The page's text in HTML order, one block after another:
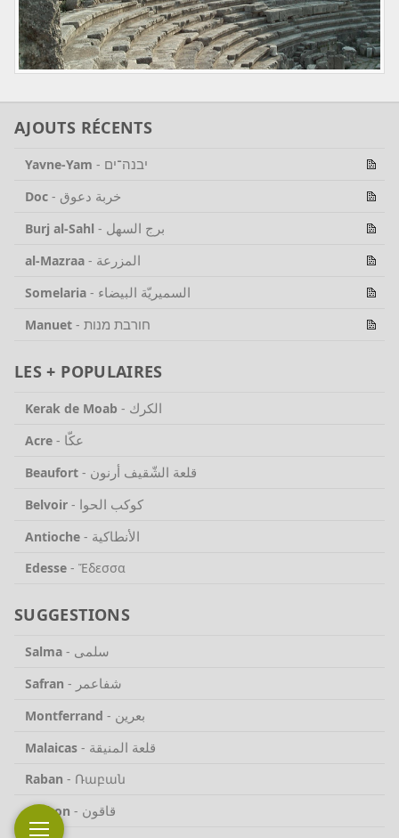
AJOUTS RÉCENTS
Yavne-Yam - יבנה־ים
Doc - خربة دعوق
Burj al-Sahl - برج السهل
al-Mazraa - المزرعة
Somelaria - السميريّة البيضاء
Manuet - חורבת מנות
LES + POPULAIRES
Kerak de Moab - الكرك
Acre - عكّا
Beaufort - قلعة الشّقيف أرنون
Belvoir - كوكب الحوا
Antioche - الأنطاكية
Edesse - Ἔδεσσα
SUGGESTIONS
Salma - سلمى
Safran - شفاعمر
Montferrand - بعرين
Malaicas - قلعة المنيقة
Raban - Ռաբան
Cachon - قاقون